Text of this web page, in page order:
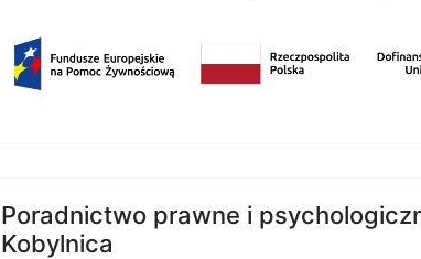
Poradnictwo prawne i
Kobylnica